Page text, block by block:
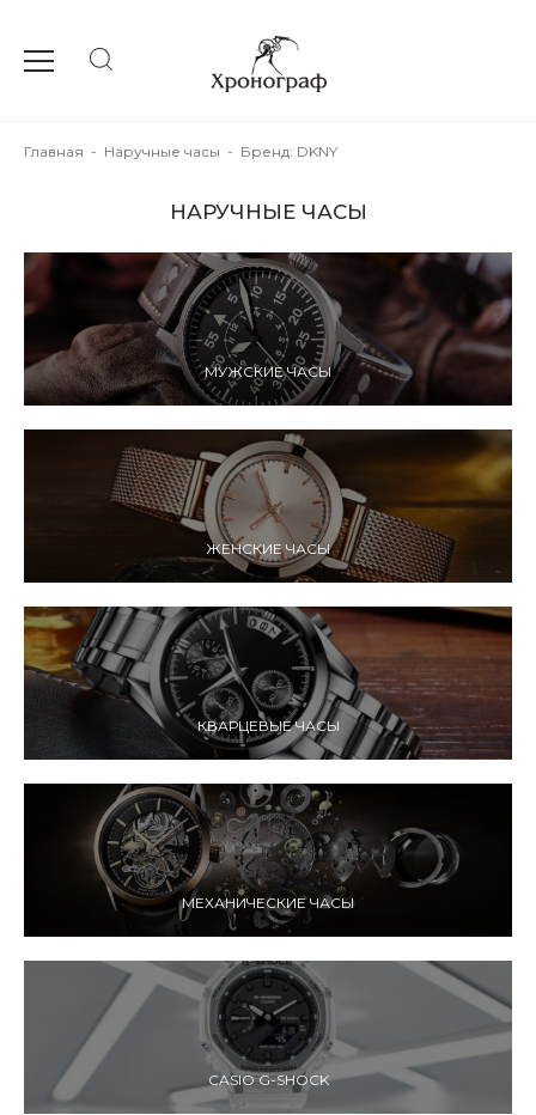
Главная - Наручные часы - Бренд: DKNY
НАРУЧНЫЕ ЧАСЫ
МУЖСКИЕ ЧАСЫ
ЖЕНСКИЕ ЧАСЫ
КВАРЦЕВЫЕ ЧАСЫ
МЕХАНИЧЕСКИЕ ЧАСЫ
CASIO G-SHOCK